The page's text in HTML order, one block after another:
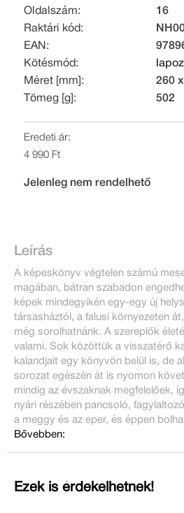
Oldalszám:
16
Raktári kód:
EAN:
Kötésmód:
Méret [mm]:
260
Tömeg [g]:
502
Eredeti ár:
4 990 Ft
Jelenleg nem rendelhető
Leírás
A képeskönyv végtelen számú
magában, bátran szabadon
képek mindegyikén egy-egy új
társasháztól, a falusi környezeten
még sorolhatnánk. A szereplők
valami. Sok közöttük a visszatérő
kalandjait egy könyvön belül is, de
sorozat egészén át is nyomon
mindig az évszaknak megfelelőek,
nyári részében pancsoló,
a meggy és az eper, és éppen
Bővebben:
Ezek is érdekelhetnek!